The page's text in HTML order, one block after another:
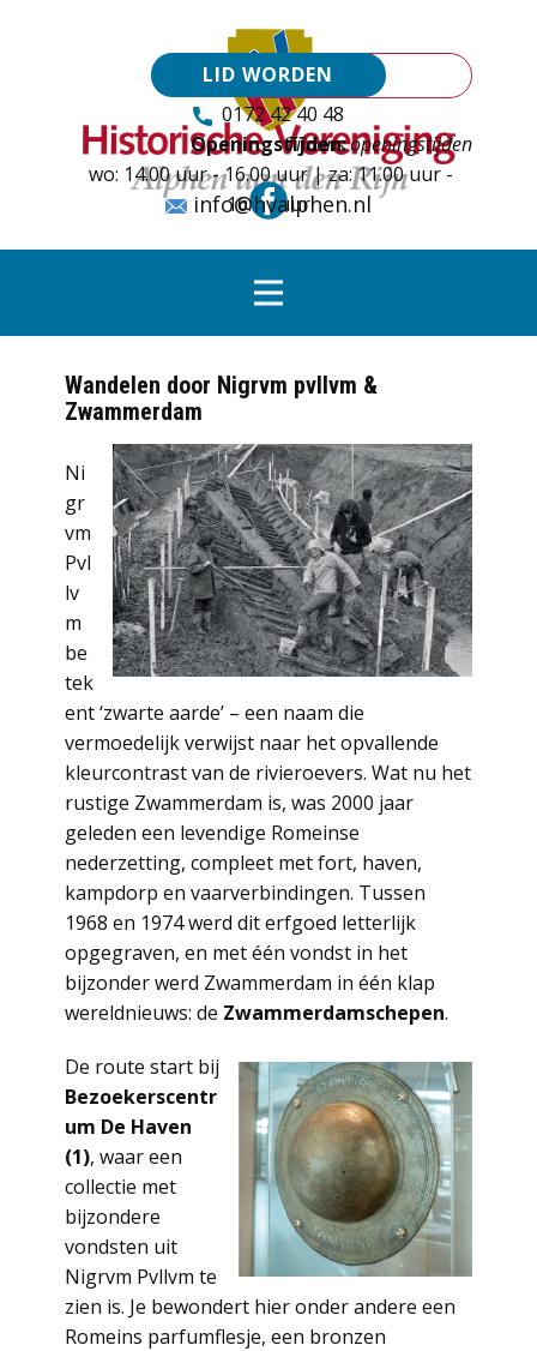
LID WORDEN
0172 42 40 48
Tijdens openingstijden
Openingstijden:
wo: 14.00 uur - 16.00 uur | za: 11.00 uur -
16.00 uur
info@hvalphen.nl
Wandelen door Nigrvm pvllvm &
Zwammerdam
Ni
gr
vm
Pvl
lv
m
be
tek
ent ‘zwarte aarde’ – een naam die
vermoedelijk verwijst naar het opvallende
kleurcontrast van de rivieroevers. Wat nu het
rustige Zwammerdam is, was 2000 jaar
geleden een levendige Romeinse
nederzetting, compleet met fort, haven,
kampdorp en vaarverbindingen. Tussen
1968 en 1974 werd dit erfgoed letterlijk
opgegraven, en met één vondst in het
bijzonder werd Zwammerdam in één klap
wereldnieuws: de Zwammerdamschepen.
De route start bij
Bezoekerscentr
um De Haven
(1), waar een
collectie met
bijzondere
vondsten uit
Nigrvm Pvllvm te
zien is. Je bewondert hier onder andere een
Romeins parfumflesje, een bronzen